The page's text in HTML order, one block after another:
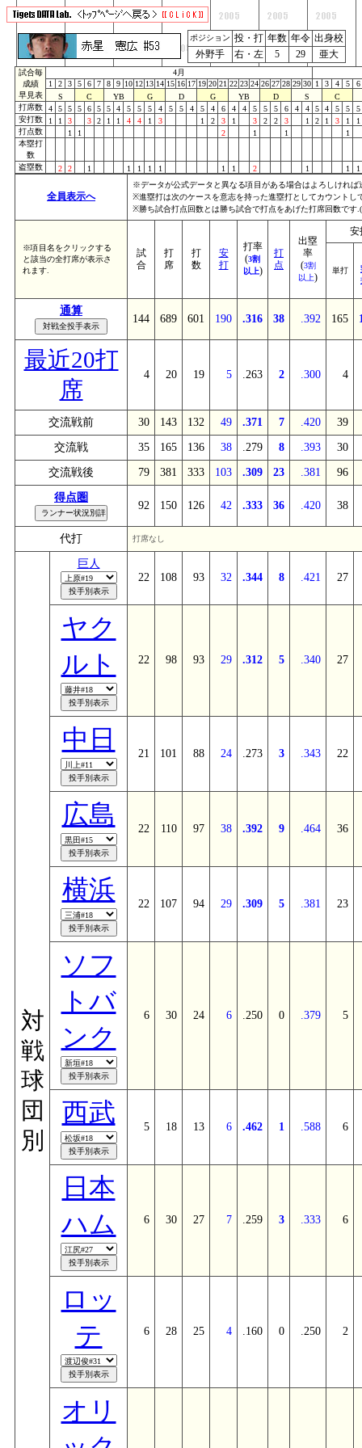
ポジション 投・打 年数 年令 出身校
外野手
右・左 5 29 亜大
試合毎
成績
早見表
4月
1
2 3 5 6 7 8 9 10 12 13 14 15 16 17 19 20 21 22 23 24 26 27 28 29 30 1 3 4 5
6
S
C YB G D G YB D S
C
打席数
4 5 5 5 6 5 5 4 5 5 5 4 5 5 4 5 4 6 4 4 5 5 5 6 4 4 5 4 5 5
5
安打数
1 1 3 3 2 1 1 4 4 1 3 1 2 3 1 3 2 2 3 1 2 1 3 1
1
打点数
1 1 2 1 1
1
本塁打
数
盗塁数
2 2 1 1 1 1 1 1 1 2 1 1 1
全員表示へ
※データが公式データと異なる項目がある場合はよろしけれ
※進塁打は次のケースを意志を持った進塁打としてカウント
※勝ち試合打点回数とは勝ち試合で打点をあげた打席回数で
※項目名をクリックする
と該当の全打席が表示さ
れます.
試
合
打
席
打
数
安
打
打率
(3割
以上)
打
点
出塁
率
(3割
以上)
安
単打
通算
144 689 601 190 .316 38 .392 165
最近20打
席
4 20 19 5 .263 2 .300 4
交流戦前 30 143 132 49 .371 7 .420 39
交流戦 35 165 136 38 .279 8 .393 30
交流戦後 79 381 333 103 .309 23 .381 96
得点圏
92 150 126 42 .333 36 .420 38
代打 打席なし
対
戦
球
団
別
巨人
22
108 93 32 .344 8 .421 27
ヤク
ルト
22 98 93 29 .312 5 .340 27
中日 21 101 88 24 .273 3 .343 22
広島 22 110 97 38 .392 9 .464 36
横浜 22 107 94 29 .309 5 .381 23
ソフ
トバ
ンク
6 30 24 6 .250 0 .379 5
西武 5 18 13 6 .462 1 .588 6
日本
ハム
6 30 27 7 .259 3 .333 6
ロッ
テ
6 28 25 4 .160 0 .250 2
オリ